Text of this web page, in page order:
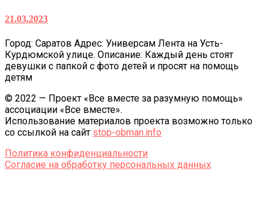
21.03.2023
Город: Саратов Адрес: Универсам Лента на Усть-
Курдюмской улице. Описание: Каждый день стоят
девушки с папкой с фото детей и просят на помощь
детям
© 2022 — Проект «Все вместе за разумную помощь»
ассоциации «Все вместе».
Использование материалов проекта возможно только
со ссылкой на сайт stop-obman.info
Политика конфиденциальности
Согласие на обработку персональных данных